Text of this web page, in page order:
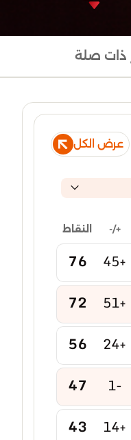
ذات صلة
عرض الكل
+/- النقاط
+45
76
+51
72
+24
56
-1
47
+14
43